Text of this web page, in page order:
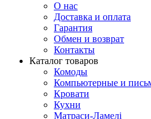
О нас
Доставка и оплата
Гарантия
Обмен и возврат
Контакты
Каталог товаров
Комоды
Компьютерные и
Кровати
Кухни
Матраси-Ламелі